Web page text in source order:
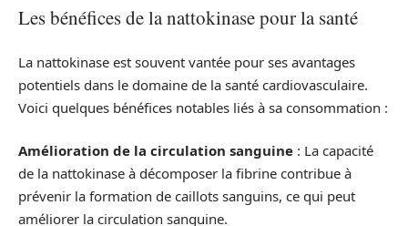
Les bénéfices de la nattokinase pour la santé
La nattokinase est souvent vantée pour ses avantages
potentiels dans le domaine de la santé cardiovasculaire.
Voici quelques bénéfices notables liés à sa consommation :
Amélioration de la circulation sanguine : La capacité
de la nattokinase à décomposer la fibrine contribue à
prévenir la formation de caillots sanguins, ce qui peut
améliorer la circulation sanguine.